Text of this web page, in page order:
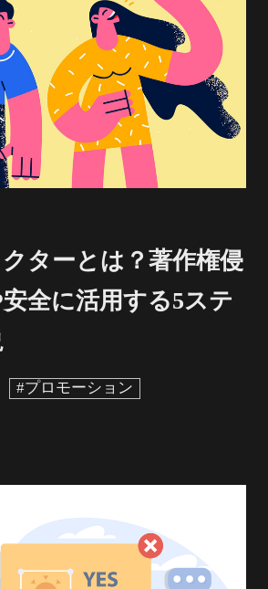
ターとは？著作権侵
全に活用する5ステ
#プロモーション